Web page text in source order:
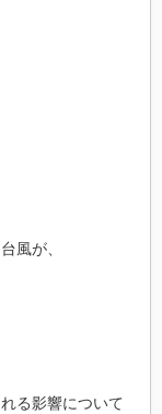
風が、
る影響について